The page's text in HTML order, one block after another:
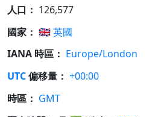
人口： 126,577
國家： 🇬🇧英國
IANA 時區： Europe/London
UTC偏移量： +00:00
時區： GMT